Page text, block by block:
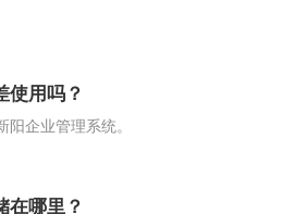
使用吗？
企业管理系统。
在哪里？